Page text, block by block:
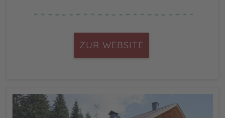
ZUR WEBSITE